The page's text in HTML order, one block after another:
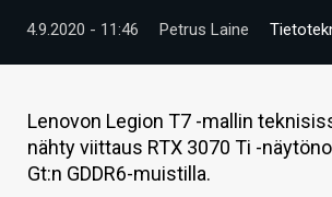
VIDEOT
TECHBBS
TIETOA
HINTA.FI
4.9.2020 - 11:46 Petrus Laine
Lenovon Legion T7 -mallin
nähty viittaus RTX 3070 Ti -
Gt:n GDDR6-muistilla.